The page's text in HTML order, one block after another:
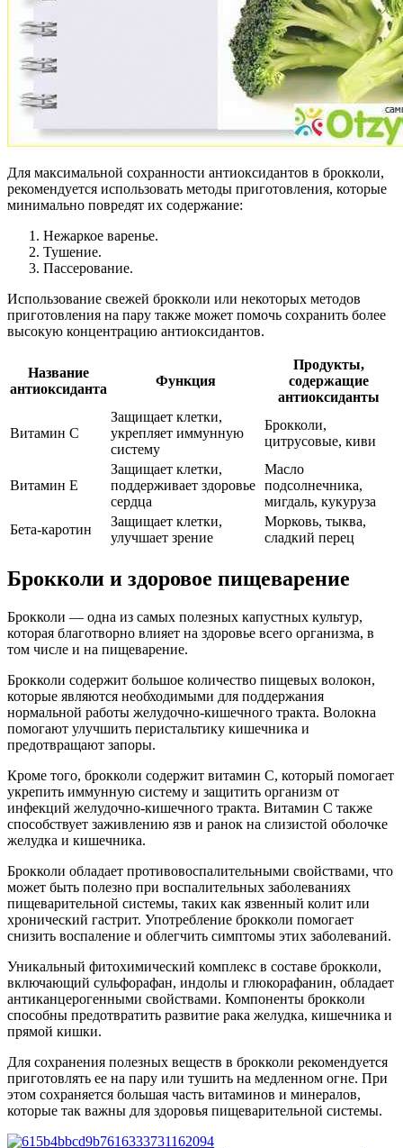
Для максимальной сохранности антиоксидантов в брокколи,
рекомендуется использовать методы приготовления, которые
минимально повредят их содержание:
Нежаркое варенье.
Тушение.
Пассерование.
Использование свежей брокколи или некоторых методов
приготовления на пару также может помочь сохранить более
высокую концентрацию антиоксидантов.
Название
антиоксиданта
Функция
Продукты,
содержащие
антиоксиданты
Витамин С
Защищает клетки,
укрепляет иммунную
систему
Брокколи,
цитрусовые, киви
Витамин Е
Защищает клетки,
поддерживает здоровье
сердца
Масло
подсолнечника,
мигдаль, кукуруза
Бета-каротин
Защищает клетки,
улучшает зрение
Морковь, тыква,
сладкий перец
Брокколи и здоровое пищеварение
Брокколи — одна из самых полезных капустных культур,
которая благотворно влияет на здоровье всего организма, в
том числе и на пищеварение.
Брокколи содержит большое количество пищевых волокон,
которые являются необходимыми для поддержания
нормальной работы желудочно-кишечного тракта. Волокна
помогают улучшить перистальтику кишечника и
предотвращают запоры.
Кроме того, брокколи содержит витамин C, который помогает
укрепить иммунную систему и защитить организм от
инфекций желудочно-кишечного тракта. Витамин C также
способствует заживлению язв и ранок на слизистой оболочке
желудка и кишечника.
Брокколи обладает противовоспалительными свойствами, что
может быть полезно при воспалительных заболеваниях
пищеварительной системы, таких как язвенный колит или
хронический гастрит. Употребление брокколи помогает
снизить воспаление и облегчить симптомы этих заболеваний.
Уникальный фитохимический комплекс в составе брокколи,
включающий сульфорафан, индолы и глюкорафанин, обладает
антиканцерогенными свойствами. Компоненты брокколи
способны предотвратить развитие рака желудка, кишечника и
прямой кишки.
Для сохранения полезных веществ в брокколи рекомендуется
приготовлять ее на пару или тушить на медленном огне. При
этом сохраняется большая часть витаминов и минералов,
которые так важны для здоровья пищеварительной системы.